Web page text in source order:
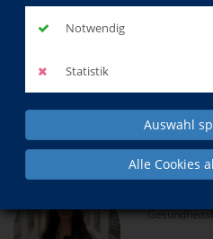
Notwendig
Statistik
Auswahl
Alle Cookies
Xpert Business
Mara